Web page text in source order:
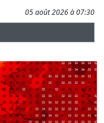
05 août 2026 à 07:30